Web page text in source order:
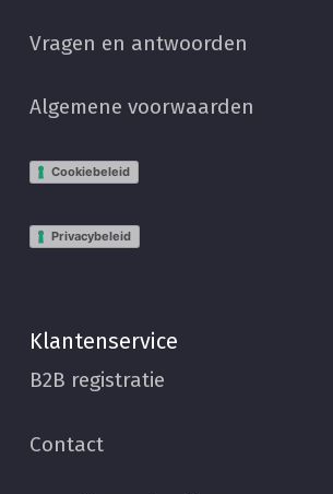
Vragen en antwoorden
Algemene voorwaarden
Cookiebeleid
Privacybeleid
Klantenservice
B2B registratie
Contact